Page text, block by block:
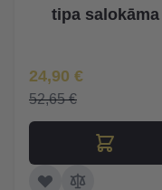
tipa salokāma
Īpaša Cena
24,90 €
52,65 €